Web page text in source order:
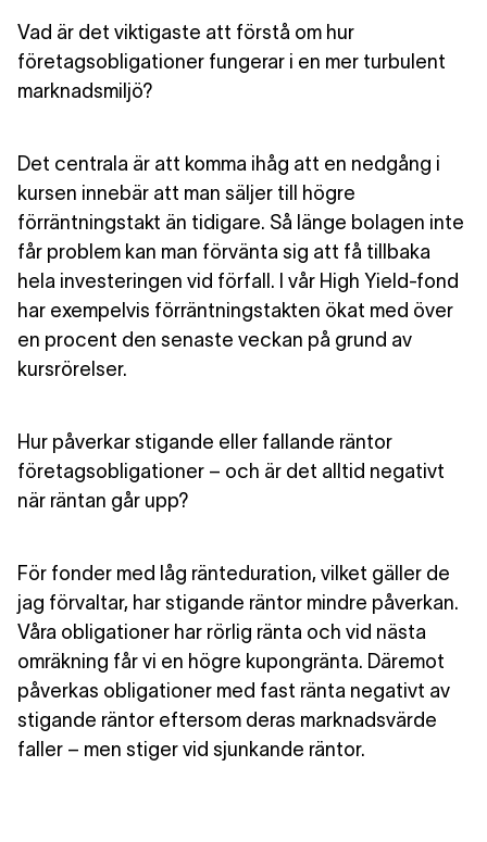
Vad är det viktigaste att förstå om hur
företagsobligationer fungerar i en mer turbulent
marknadsmiljö?
Det centrala är att komma ihåg att en nedgång i
kursen innebär att man säljer till högre
förräntningstakt än tidigare. Så länge bolagen inte
får problem kan man förvänta sig att få tillbaka
hela investeringen vid förfall. I vår High Yield-fond
har exempelvis förräntningstakten ökat med över
en procent den senaste veckan på grund av
kursrörelser.
Hur påverkar stigande eller fallande räntor
företagsobligationer – och är det alltid negativt
när räntan går upp?
För fonder med låg ränteduration, vilket gäller de
jag förvaltar, har stigande räntor mindre påverkan.
Våra obligationer har rörlig ränta och vid nästa
omräkning får vi en högre kupongränta. Däremot
påverkas obligationer med fast ränta negativt av
stigande räntor eftersom deras marknadsvärde
faller – men stiger vid sjunkande räntor.